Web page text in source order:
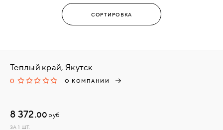
Теплый край, Якутск
0 О КОМПАНИИ
8 372.00 руб
ЗА 1 ШТ.